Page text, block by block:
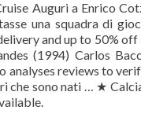
Auguri a Enrico
una squadra di
and up to 50%
(1994) Carlos
reviews to
sono nati … ★